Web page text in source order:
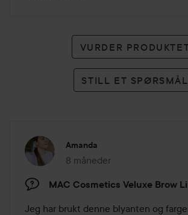
VURDER
STILL ET SPØRSMÅL
Amanda
8 måneder
Innlegget ble opprettet 8
MAC Cosmetics Veluxe Brow
Jeg har brukt denne blyanten og